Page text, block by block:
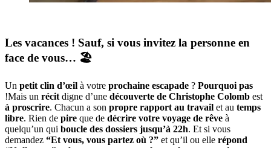
Les vacances ! Sauf, si vous invitez la personne en
face de vous… 🏖️
Un petit clin d’œil à votre prochaine escapade ? Pourquoi pas
!Mais un récit digne d’une découverte de Christophe Colomb est
à proscrire. Chacun a son propre rapport au travail et au temps
libre. Rien de pire que de décrire votre voyage de rêve à
quelqu’un qui boucle des dossiers jusqu’à 22h. Et si vous
demandez “Et vous, vous partez où ?” et qu’il ou elle répond